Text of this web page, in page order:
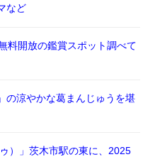
など
料開放の鑑賞スポット調べて
の涼やかな葛まんじゅうを堪
）」茨木市駅の東に、2025